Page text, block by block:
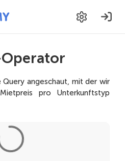
Operator
Query angeschaut, mit der wir
pro Unterkunftstyp